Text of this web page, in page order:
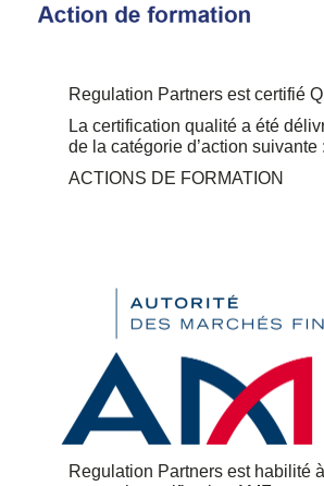
Regulation Partners est certifié
La certification qualité a été
de la catégorie d’action suivante :
ACTIONS DE FORMATION
Regulation Partners est habilité